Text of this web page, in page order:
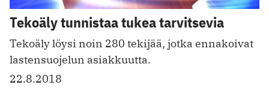
Tekoäly tunnistaa tukea tarvitsevia
Tekoäly löysi noin 280 tekijää, jotka ennakoivat
lastensuojelun ­asiakkuutta.
22.8.2018